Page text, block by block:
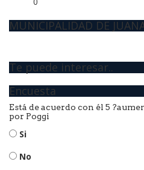
MUNICIPALIDAD DE
Te puede interesar..
Encuesta
Está de acuerdo con él 5
por Poggi
Si
No